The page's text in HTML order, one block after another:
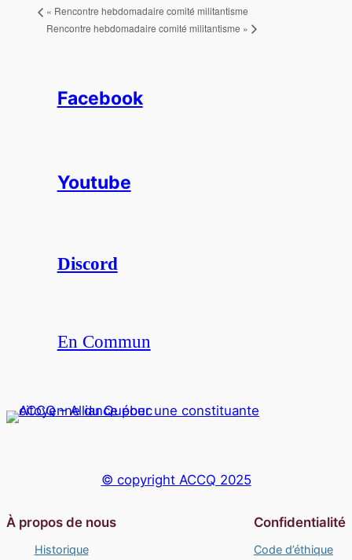
« Rencontre hebdomadaire comité militantisme
Rencontre hebdomadaire comité militantisme »
Facebook
Youtube
Discord
En Commun
© copyright ACCQ 2025
À propos de nous
Historique
Confidentialité
Code d’éthique